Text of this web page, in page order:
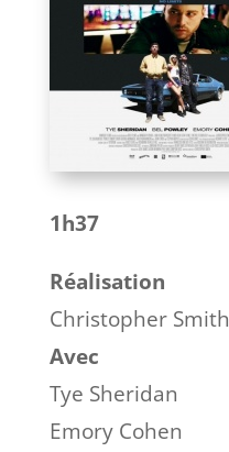
1h37
Réalisation
Christopher Smith
Avec
Tye Sheridan
Emory Cohen